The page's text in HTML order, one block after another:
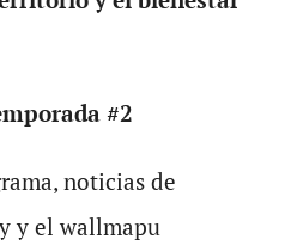
#2
noticias de
y el wallmapu